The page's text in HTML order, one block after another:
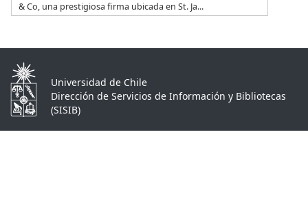
& Co, una prestigiosa firma ubicada en St. Ja...
Universidad de Chile
Dirección de Servicios de Información y Bibliotecas
(SISIB)